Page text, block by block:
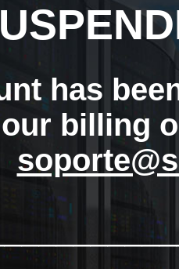
has
our billing